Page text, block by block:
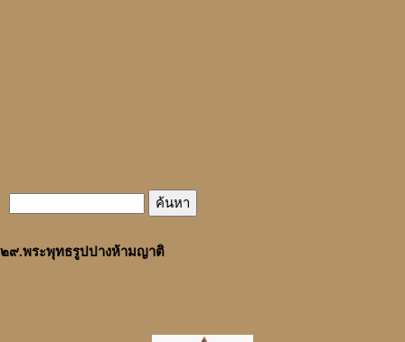
๒๙.พระพุทธรูปปางห้ามญาติ